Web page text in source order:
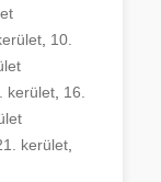
, 10.
kerület, 16.
kerület,